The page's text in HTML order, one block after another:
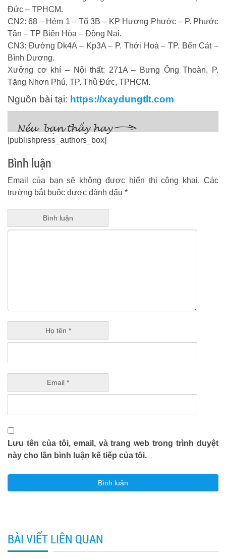
Đức – TPHCM.
CN2: 68 – Hẻm 1 – Tổ 3B – KP Hương Phước – P. Phước
Tân – TP Biên Hòa – Đồng Nai.
CN3: Đường Dk4A – Kp3A – P. Thới Hoà – TP. Bến Cát –
Bình Dương.
Xưởng cơ khí – Nội thất: 271A – Bưng Ông Thoàn, P.
Tăng Nhơn Phú, TP. Thủ Đức, TPHCM.
Nguồn bài tại: https://xaydungtlt.com
[publishpress_authors_box]
Bình luận
Email của bạn sẽ không được hiển thị công khai. Các
trường bắt buộc được đánh dấu *
Bình luận
Họ tên *
Email *
Lưu tên của tôi, email, và trang web trong trình duyệt
này cho lần bình luận kế tiếp của tôi.
BÀI VIẾT LIÊN QUAN